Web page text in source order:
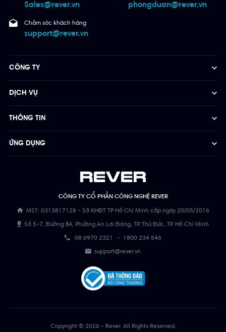
Sales@rever.vn phongduan@rever.vn
Chăm sóc khách hàng
support@rever.vn
CÔNG TY CỔ PHẦN CÔNG NGHỆ REVER
MST: 0313817128 - Sở KHĐT TP Hồ Chí Minh cấp ngày 20/05/2016
Số 5-7, Đường B4, Phường An Lợi Đông, TP. Thủ Đức, TP. Hồ Chí Minh
08 6970 2321 - 1800 234 546
support@rever.vn
CÔNG TY
DỊCH VỤ
THÔNG TIN
ỨNG DỤNG
Copyright © 2026 - Rever. All Rights Reserved.